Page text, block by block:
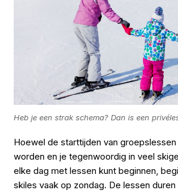
Heb je een strak schema? Dan is een
Hoewel de starttijden van
worden en je tegenwoordig in veel
elke dag met lessen kunt beginnen,
skiles vaak op zondag. De lessen